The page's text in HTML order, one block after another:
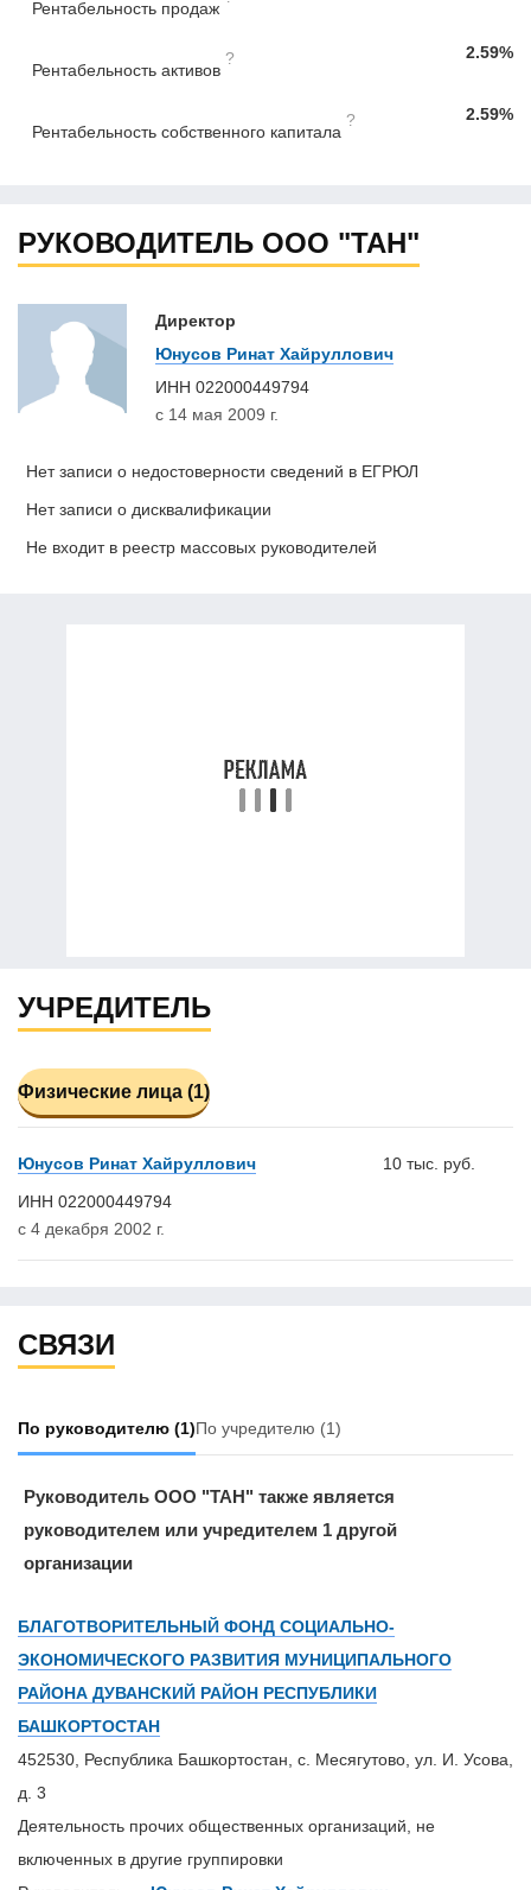
Рентабельность продаж
Рентабельность активов
? 2.59%
Рентабельность собственного капитала
? 2.59%
РУКОВОДИТЕЛЬ ООО "ТАН"
Директор
Юнусов Ринат Хайруллович
ИНН 022000449794
с 14 мая 2009 г.
Нет записи о недостоверности сведений в ЕГРЮЛ
Нет записи о дисквалификации
Не входит в реестр массовых руководителей
УЧРЕДИТЕЛЬ
Физические лица (1)
Юнусов Ринат Хайруллович
ИНН 022000449794
с 4 декабря 2002 г.
10 тыс. руб.
СВЯЗИ
По руководителю (1)По учредителю (1)
Руководитель ООО "ТАН" также является
руководителем или учредителем 1 другой
организации
БЛАГОТВОРИТЕЛЬНЫЙ ФОНД СОЦИАЛЬНО-
ЭКОНОМИЧЕСКОГО РАЗВИТИЯ МУНИЦИПАЛЬНОГО
РАЙОНА ДУВАНСКИЙ РАЙОН РЕСПУБЛИКИ
БАШКОРТОСТАН
452530, Республика Башкортостан, с. Месягутово, ул. И. Усова,
д. 3
Деятельность прочих общественных организаций, не
включенных в другие группировки